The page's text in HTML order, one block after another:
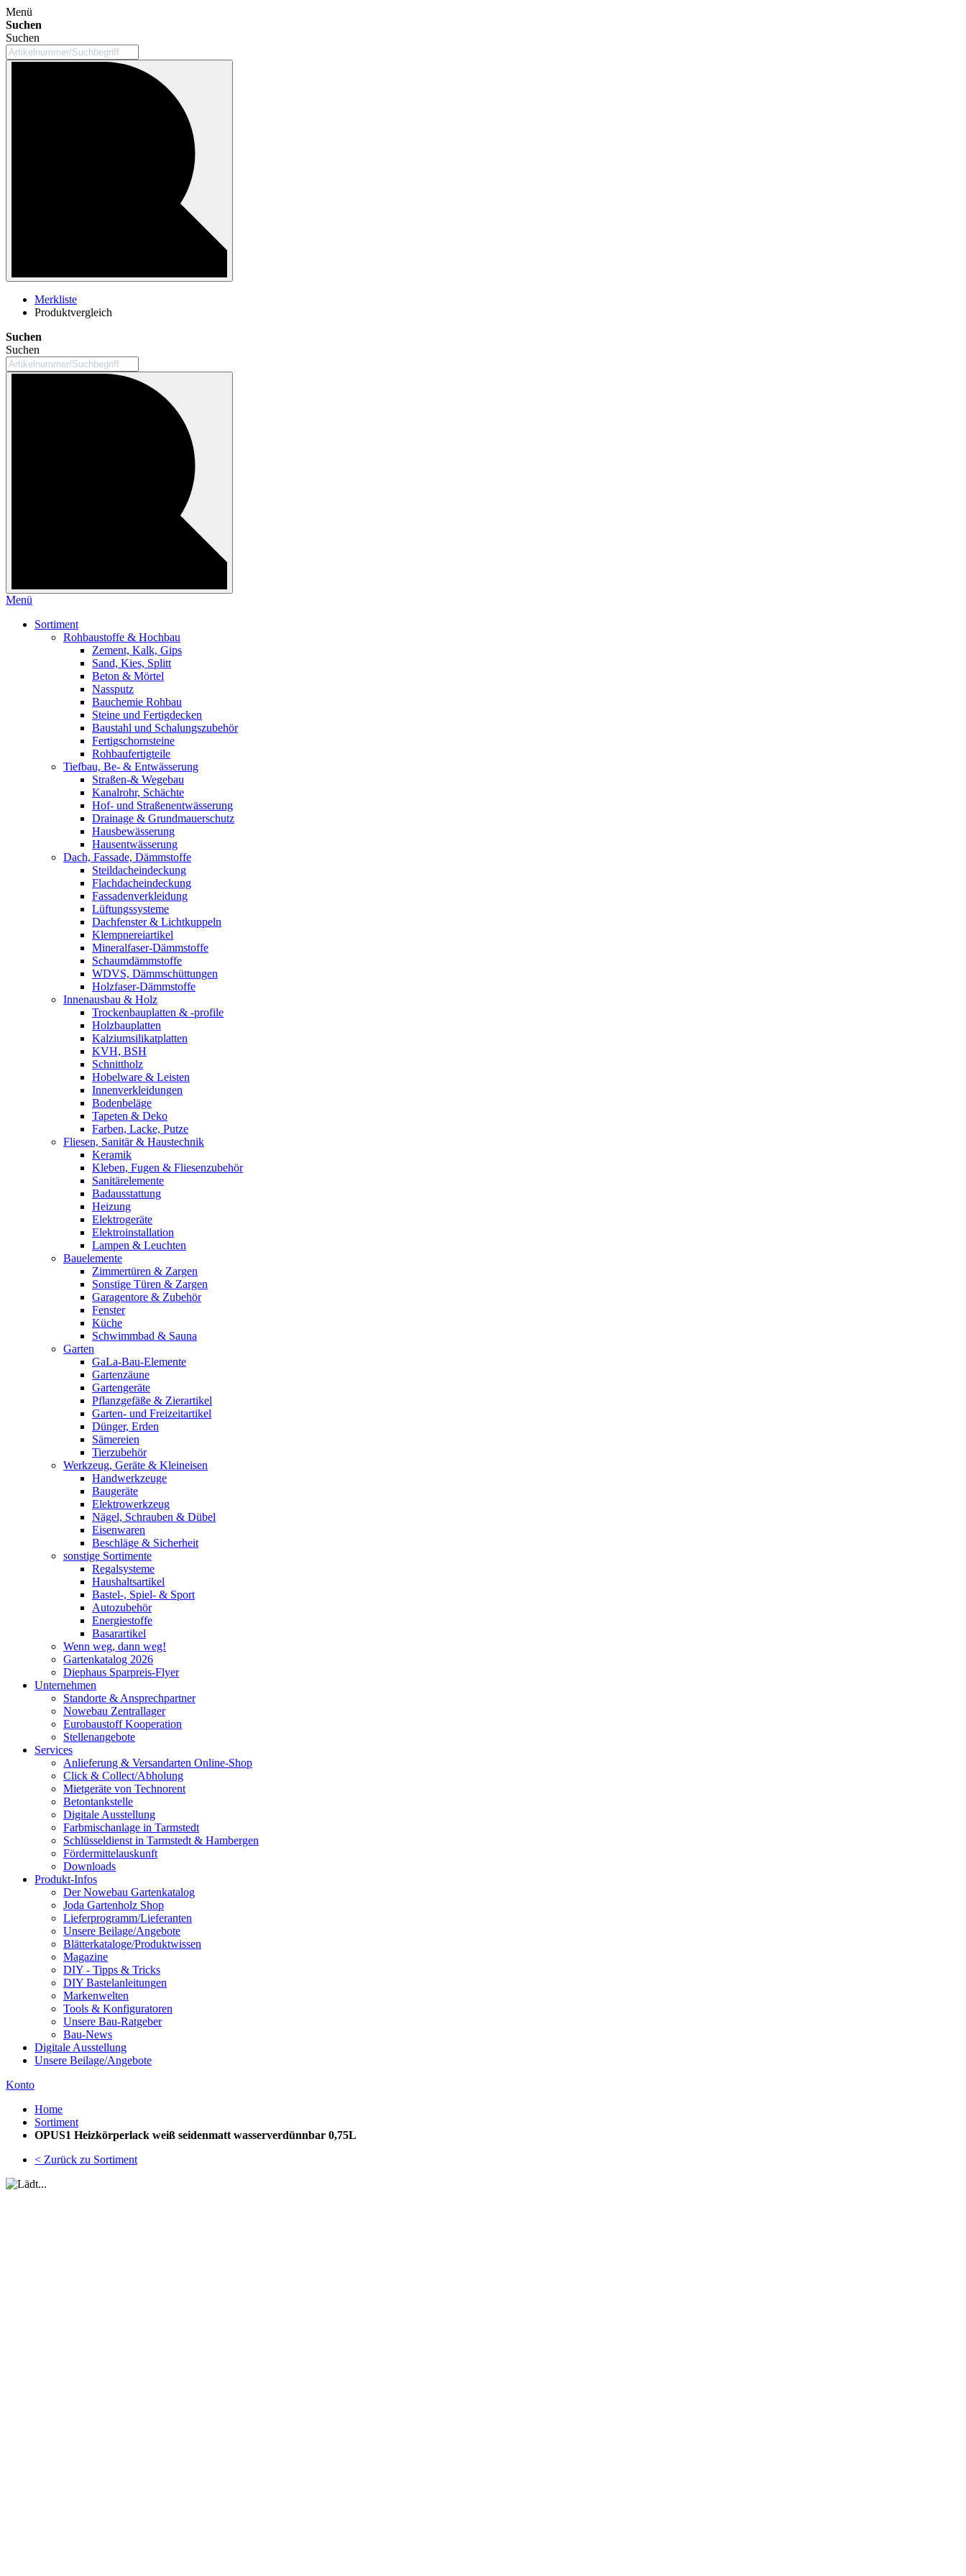
Menü
Suchen
Suchen
Merkliste
Produktvergleich
Suchen
Suchen
Menü
Sortiment
Rohbaustoffe & Hochbau
Zement, Kalk, Gips
Sand, Kies, Splitt
Beton & Mörtel
Nassputz
Bauchemie Rohbau
Steine und Fertigdecken
Baustahl und Schalungszubehör
Fertigschornsteine
Rohbaufertigteile
Tiefbau, Be- & Entwässerung
Straßen-& Wegebau
Kanalrohr, Schächte
Hof- und Straßenentwässerung
Drainage & Grundmauerschutz
Hausbewässerung
Hausentwässerung
Dach, Fassade, Dämmstoffe
Steildacheindeckung
Flachdacheindeckung
Fassadenverkleidung
Lüftungssysteme
Dachfenster & Lichtkuppeln
Klempnereiartikel
Mineralfaser-Dämmstoffe
Schaumdämmstoffe
WDVS, Dämmschüttungen
Holzfaser-Dämmstoffe
Innenausbau & Holz
Trockenbauplatten & -profile
Holzbauplatten
Kalziumsilikatplatten
KVH, BSH
Schnittholz
Hobelware & Leisten
Innenverkleidungen
Bodenbeläge
Tapeten & Deko
Farben, Lacke, Putze
Fliesen, Sanitär & Haustechnik
Keramik
Kleben, Fugen & Fliesenzubehör
Sanitärelemente
Badausstattung
Heizung
Elektrogeräte
Elektroinstallation
Lampen & Leuchten
Bauelemente
Zimmertüren & Zargen
Sonstige Türen & Zargen
Garagentore & Zubehör
Fenster
Küche
Schwimmbad & Sauna
Garten
GaLa-Bau-Elemente
Gartenzäune
Gartengeräte
Pflanzgefäße & Zierartikel
Garten- und Freizeitartikel
Dünger, Erden
Sämereien
Tierzubehör
Werkzeug, Geräte & Kleineisen
Handwerkzeuge
Baugeräte
Elektrowerkzeug
Nägel, Schrauben & Dübel
Eisenwaren
Beschläge & Sicherheit
sonstige Sortimente
Regalsysteme
Haushaltsartikel
Bastel-, Spiel- & Sport
Autozubehör
Energiestoffe
Basarartikel
Wenn weg, dann weg!
Gartenkatalog 2026
Diephaus Sparpreis-Flyer
Unternehmen
Standorte & Ansprechpartner
Nowebau Zentrallager
Eurobaustoff Kooperation
Stellenangebote
Services
Anlieferung & Versandarten Online-Shop
Click & Collect/Abholung
Mietgeräte von Technorent
Betontankstelle
Digitale Ausstellung
Farbmischanlage in Tarmstedt
Schlüsseldienst in Tarmstedt & Hambergen
Fördermittelauskunft
Downloads
Produkt-Infos
Der Nowebau Gartenkatalog
Joda Gartenholz Shop
Lieferprogramm/Lieferanten
Unsere Beilage/Angebote
Blätterkataloge/Produktwissen
Magazine
DIY - Tipps & Tricks
DIY Bastelanleitungen
Markenwelten
Tools & Konfiguratoren
Unsere Bau-Ratgeber
Bau-News
Digitale Ausstellung
Unsere Beilage/Angebote
Konto
Home
Sortiment
OPUS1 Heizkörperlack weiß seidenmatt wasserverdünnbar 0,75L
< Zurück zu Sortiment